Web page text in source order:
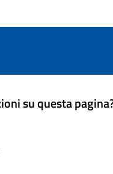
su questa